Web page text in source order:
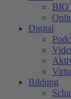
Digital
Bildung